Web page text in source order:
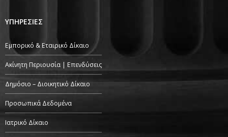
ΥΠΗΡΕΣΙΕΣ
Εμπορικό & Εταιρικό Δίκαιο
Ακίνητη Περιουσία | Επενδύσεις
Δημόσιο – Διοικητικό Δίκαιο
Προσωπικά Δεδομένα
Ιατρικό Δίκαιο